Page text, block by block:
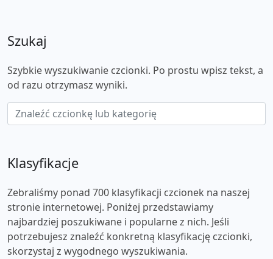
Szukaj
Szybkie wyszukiwanie czcionki. Po prostu wpisz tekst, a
od razu otrzymasz wyniki.
Klasyfikacje
Zebraliśmy ponad 700 klasyfikacji czcionek na naszej
stronie internetowej. Poniżej przedstawiamy
najbardziej poszukiwane i popularne z nich. Jeśli
potrzebujesz znaleźć konkretną klasyfikację czcionki,
skorzystaj z wygodnego wyszukiwania.